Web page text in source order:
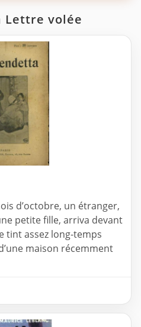
Lettre volée
d’octobre, un étranger,
petite fille, arriva devant
tint assez long-temps
maison récemment